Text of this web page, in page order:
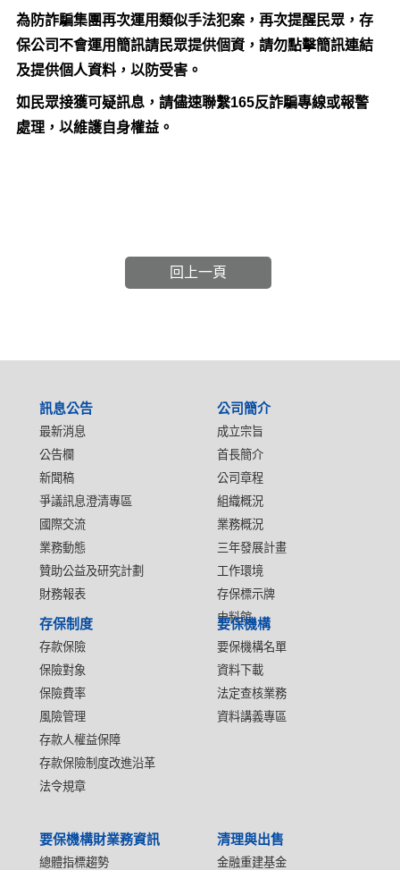
為防詐騙集團再次運用類似手法犯案，再次提醒民眾，存
保公司不會運用簡訊請民眾提供個資，請勿點擊簡訊連結
及提供個人資料，以防受害。
如民眾接獲可疑訊息，請儘速聯繫165反詐騙專線或報警
處理，以維護自身權益。
回上一頁
訊息公告
最新消息
公告欄
新聞稿
爭議訊息澄清專區
國際交流
業務動態
贊助公益及研究計劃
財務報表
公司簡介
成立宗旨
首長簡介
公司章程
組織概況
業務概況
三年發展計畫
工作環境
存保標示牌
史料館
存保制度
存款保險
保險對象
保險費率
風險管理
存款人權益保障
存款保險制度改進沿革
法令規章
要保機構
要保機構名單
資料下載
法定查核業務
資料講義專區
要保機構財業務資訊
總體指標趨勢
清理與出售
金融重建基金